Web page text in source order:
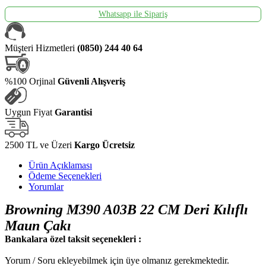
Whatsapp ile Sipariş
Müşteri Hizmetleri (0850) 244 40 64
%100 Orjinal Güvenli Alışveriş
Uygun Fiyat Garantisi
2500 TL ve Üzeri Kargo Ücretsiz
Ürün Açıklaması
Ödeme Seçenekleri
Yorumlar
Browning M390 A03B 22 CM Deri Kılıflı
Maun Çakı
Bankalara özel taksit seçenekleri :
Yorum / Soru ekleyebilmek için üye olmanız gerekmektedir.